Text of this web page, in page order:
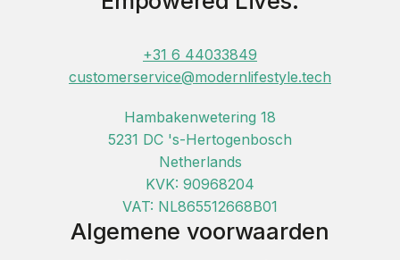
+31 6 44033849
customerservice@modernlifestyle.tech
Hambakenwetering 18
5231 DC 's-Hertogenbosch
Netherlands
KVK: 90968204
VAT: NL865512668B01
Algemene voorwaarden